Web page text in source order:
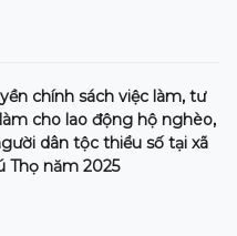
chính sách việc làm, tư
cho lao động hộ nghèo,
dân tộc thiểu số tại xã
Thọ năm 2025